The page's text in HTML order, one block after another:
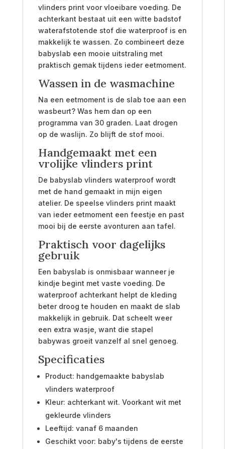
vlinders print voor vloeibare voeding. De
achterkant bestaat uit een witte badstof
waterafstotende stof die waterproof is en
makkelijk te wassen. Zo combineert deze
babyslab een mooie uitstraling met
praktisch gemak tijdens ieder eetmoment.
Wassen in de wasmachine
Na een eetmoment is de slab toe aan een
wasbeurt? Was hem dan op een
programma van 30 graden. Laat drogen
op de waslijn. Zo blijft de stof mooi.
Handgemaakt met een
vrolijke vlinders print
De babyslab vlinders waterproof wordt
met de hand gemaakt in mijn eigen
atelier. De speelse vlinders print maakt
van ieder eetmoment een feestje en past
mooi bij de eerste avonturen aan tafel.
Praktisch voor dagelijks
gebruik
Een babyslab is onmisbaar wanneer je
kindje begint met vaste voeding. De
waterproof achterkant helpt de kleding
beter droog te houden en maakt de slab
makkelijk in gebruik. Dat scheelt weer
een extra wasje, want die stapel
babywas groeit vanzelf al snel genoeg.
Specificaties
Product: handgemaakte babyslab
vlinders waterproof
Kleur: achterkant wit. Voorkant wit met
gekleurde vlinders
Leeftijd: vanaf 6 maanden
Geschikt voor: baby's tijdens de eerste